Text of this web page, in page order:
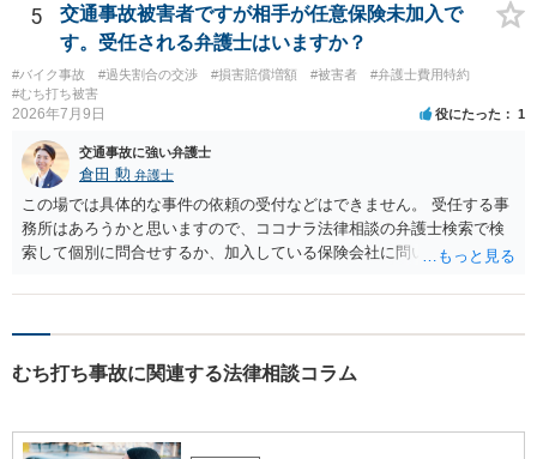
どです。 事故日が２月１日であれば、６か月経過は一般的には８月１
日頃と考えられます。ただし、症状固定日は機械的に６か月で決まる
ものではなく、治療経過や主治医の判断によります。初診日が２月２
日であったことも含め、主治医と相談した方がよいでしょう。 症状固
定後も、痛みが残っていれば通院自体は可能です。ただし、症状固定
康保険を使うか、自費になるか等を確認しておく必要があります。 ジ
ャクソンテスト等の神経学的検査は、首や神経症状がある場合に行わ
れることがありますが、必ず全員に必要な項目というわけではありま
せん。症状の内容を踏まえて、スパーリングテスト、腱反射、筋力、
知覚検査、可動域検査などの要否を医師が判断することになります。
見、画像所見、症状の一貫性が重要になります。不安であれば、受診
るべき症状や記載内容について弁護士に相談等することをお勧めいた
5
交通事故被害者ですが相手が任意保険未加入で
す。受任される弁護士はいますか？
#バイク事故 #過失割合の交渉 #損害賠償増額 #被害者
#弁護士費用特約
#むち打ち被害
2026年7月9日 役にたった 1
交通事故に強い弁護士
倉田 勲 弁護士
この場では具体的な事件の依頼の受付などはできません。 受任する事
務所はあろうかと思いますので、ココナラ法律相談の弁護士検索で検
索して個別に問合せするか、加入している保険会社に問い合わせをし
むち打ち事故に関連する法律相談コラム